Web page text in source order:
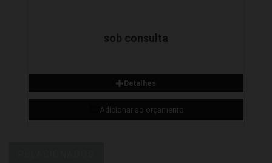
sob consulta